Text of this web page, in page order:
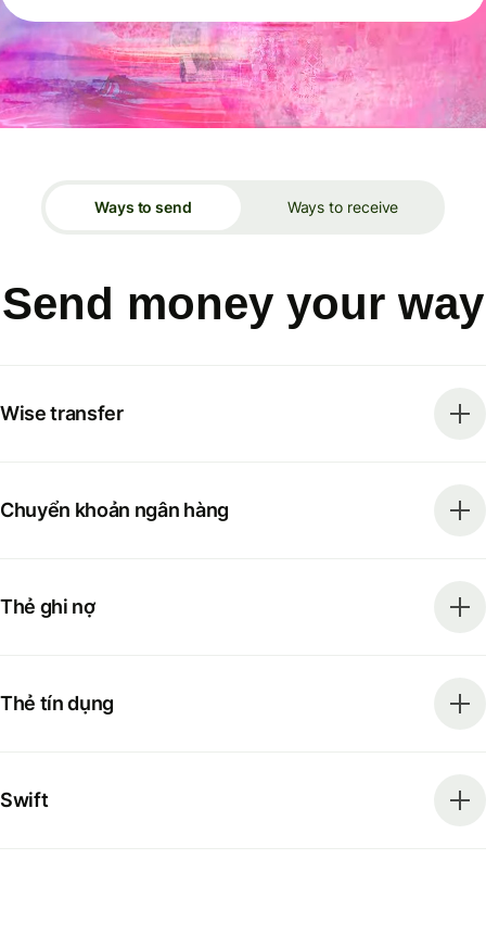
Ways to send Ways to receive
Send money your way
Wise transfer
Chuyển khoản ngân hàng
Thẻ ghi nợ
Thẻ tín dụng
Swift